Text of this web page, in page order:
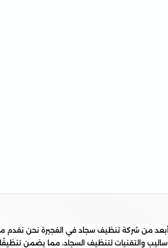
من شركة تنظيف سجاد في الفجيرة نحن نقدم
والتقنيات لتنظيف السجاد، مما يضمن